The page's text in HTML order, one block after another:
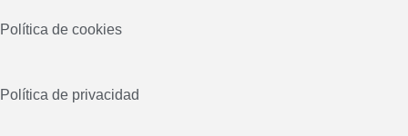
Política de cookies
Política de privacidad